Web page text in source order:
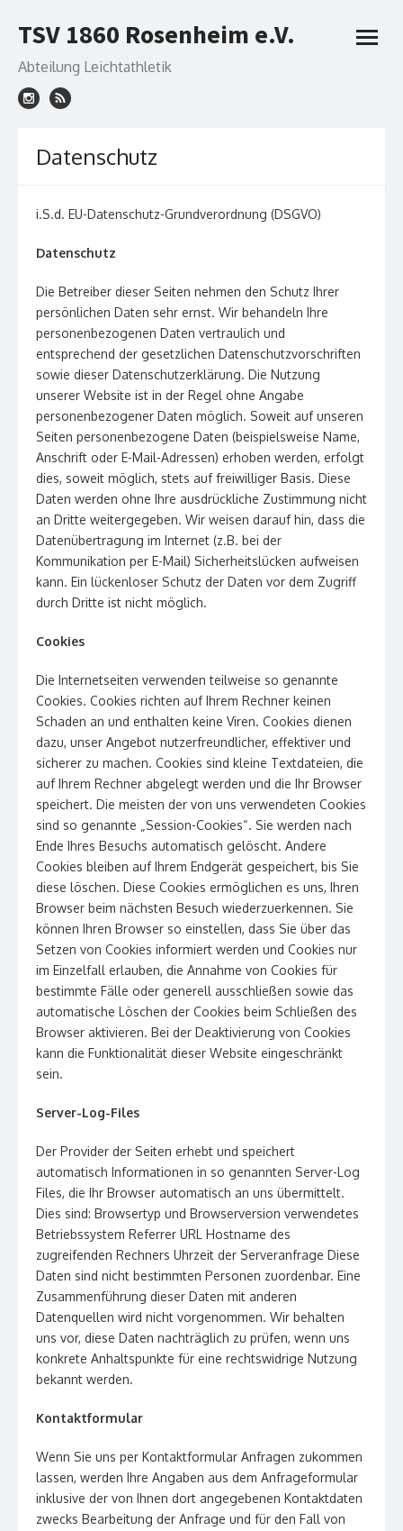
to
TSV 1860 Rosenheim e.V.
Abteilung Leichtathletik
open
Datenschutz
i.S.d. EU-Datenschutz-Grundverordnung (DSGVO)
Datenschutz
Die Betreiber dieser Seiten nehmen den Schutz Ihrer
persönlichen Daten sehr ernst. Wir behandeln Ihre
personenbezogenen Daten vertraulich und
entsprechend der gesetzlichen Datenschutzvorschriften
sowie dieser Datenschutzerklärung. Die Nutzung
unserer Website ist in der Regel ohne Angabe
personenbezogener Daten möglich. Soweit auf unseren
Seiten personenbezogene Daten (beispielsweise Name,
Anschrift oder E-Mail-Adressen) erhoben werden, erfolgt
dies, soweit möglich, stets auf freiwilliger Basis. Diese
Daten werden ohne Ihre ausdrückliche Zustimmung nicht
an Dritte weitergegeben. Wir weisen darauf hin, dass die
Datenübertragung im Internet (z.B. bei der
Kommunikation per E-Mail) Sicherheitslücken aufweisen
kann. Ein lückenloser Schutz der Daten vor dem Zugriff
durch Dritte ist nicht möglich.
Cookies
Die Internetseiten verwenden teilweise so genannte
Cookies. Cookies richten auf Ihrem Rechner keinen
Schaden an und enthalten keine Viren. Cookies dienen
dazu, unser Angebot nutzerfreundlicher, effektiver und
sicherer zu machen. Cookies sind kleine Textdateien, die
auf Ihrem Rechner abgelegt werden und die Ihr Browser
speichert. Die meisten der von uns verwendeten Cookies
sind so genannte „Session-Cookies“. Sie werden nach
Ende Ihres Besuchs automatisch gelöscht. Andere
Cookies bleiben auf Ihrem Endgerät gespeichert, bis Sie
diese löschen. Diese Cookies ermöglichen es uns, Ihren
Browser beim nächsten Besuch wiederzuerkennen. Sie
können Ihren Browser so einstellen, dass Sie über das
Setzen von Cookies informiert werden und Cookies nur
im Einzelfall erlauben, die Annahme von Cookies für
bestimmte Fälle oder generell ausschließen sowie das
automatische Löschen der Cookies beim Schließen des
Browser aktivieren. Bei der Deaktivierung von Cookies
kann die Funktionalität dieser Website eingeschränkt
sein.
Server-Log-Files
Der Provider der Seiten erhebt und speichert
automatisch Informationen in so genannten Server-Log
Files, die Ihr Browser automatisch an uns übermittelt.
Dies sind: Browsertyp und Browserversion verwendetes
Betriebssystem Referrer URL Hostname des
zugreifenden Rechners Uhrzeit der Serveranfrage Diese
Daten sind nicht bestimmten Personen zuordenbar. Eine
Zusammenführung dieser Daten mit anderen
Datenquellen wird nicht vorgenommen. Wir behalten
uns vor, diese Daten nachträglich zu prüfen, wenn uns
konkrete Anhaltspunkte für eine rechtswidrige Nutzung
bekannt werden.
Kontaktformular
Wenn Sie uns per Kontaktformular Anfragen zukommen
lassen, werden Ihre Angaben aus dem Anfrageformular
inklusive der von Ihnen dort angegebenen Kontaktdaten
zwecks Bearbeitung der Anfrage und für den Fall von